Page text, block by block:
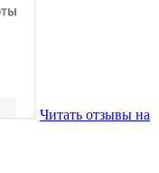
Читать отзывы на